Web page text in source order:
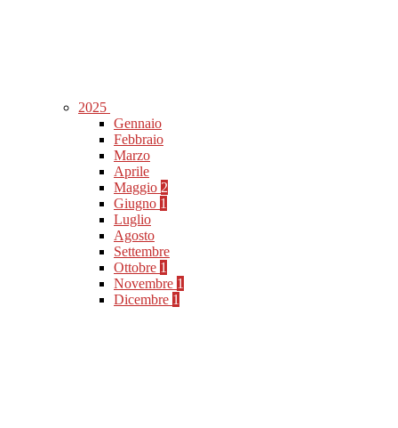
2025
Gennaio
Febbraio
Marzo
Aprile
Maggio 2
Giugno 1
Luglio
Agosto
Settembre
Ottobre 1
Novembre 1
Dicembre 1